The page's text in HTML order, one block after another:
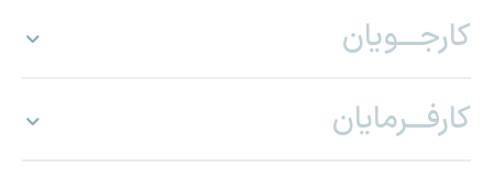
کارجـــویان
کارفـــرمایان